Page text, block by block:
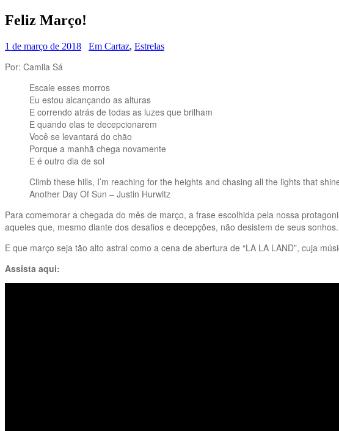
Feliz Março!
1 de março de 2018 Em Cartaz, Estrelas
Por: Camila Sá
Escale esses morros
Eu estou alcançando as alturas
E correndo atrás de todas as luzes que brilham
E quando elas te decepcionarem
Você se levantará do chão
Porque a manhã chega novamente
E é outro dia de sol
Climb these hills, I’m reaching for the heights and chasing all the lights that
Another Day Of Sun – Justin Hurwitz
Para comemorar a chegada do mês de março, a frase escolhida pela nossa
aqueles que, mesmo diante dos desafios e decepções, não desistem de seus
E que março seja tão alto astral como a cena de abertura de “LA LA LAND”, cuja
Assista aqui: